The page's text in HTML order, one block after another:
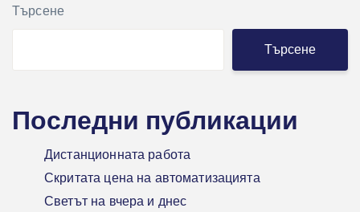
Търсене
Търсене
Последни публикации
Дистанционната работа
Скритата цена на автоматизацията
Светът на вчера и днес